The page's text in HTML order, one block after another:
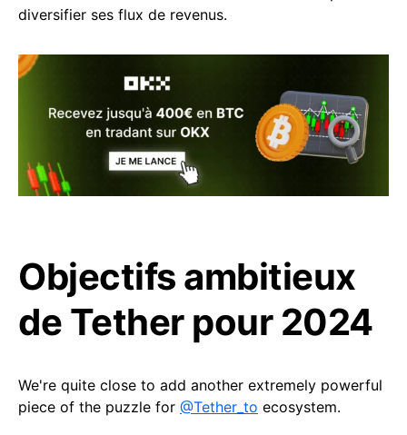
diversifier ses flux de revenus.
Objectifs ambitieux
de Tether pour 2024
We're quite close to add another extremely powerful
piece of the puzzle for @Tether_to ecosystem.